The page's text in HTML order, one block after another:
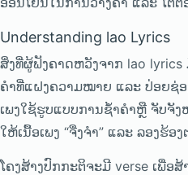
Understanding lao Lyrics
ສິ່ງທີ່ຜູ້ຟັງຄາດຫວັງຈາກ lao
ຄຳທີ່ແຝງຄວາມໝາຍ ແລະ ປ່ອຍຊ່ອ
ເພງໃຊ້ຮູບແບບການຊ້ຳຄຳຫຼື ຈັບຈັ
ໃຫ້ເນື້ອເພງ “ຈື່ງຈຳ” ແລະ ລອງຮ້ອງ
ໂຄງສ້າງປົກກະຕິຈະມີ verse ເພື່ອ